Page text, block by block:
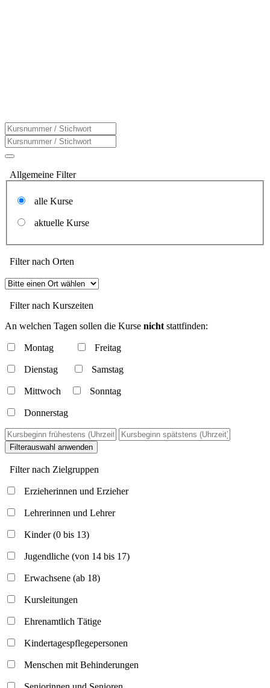
Allgemeine Filter
alle Kurse
aktuelle Kurse
Filter nach Orten
Filter nach Kurszeiten
An welchen Tagen sollen die Kurse nicht stattfinden:
Montag Freitag
Dienstag Samstag
Mittwoch Sonntag
Donnerstag
Filterauswahl anwenden
Filter nach Zielgruppen
Erzieherinnen und Erzieher
Lehrerinnen und Lehrer
Kinder (0 bis 13)
Jugendliche (von 14 bis 17)
Erwachsene (ab 18)
Kursleitungen
Ehrenamtlich Tätige
Kindertagespflegepersonen
Menschen mit Behinderungen